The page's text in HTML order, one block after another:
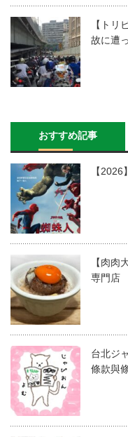
【ト
故に遭
おすすめ記事
【
【肉肉
専門店
台北ジ
條款與